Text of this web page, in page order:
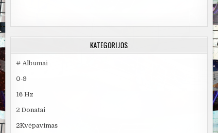
KATEGORIJOS
# Albumai
0-9
16 Hz
2 Donatai
2Kvėpavimas